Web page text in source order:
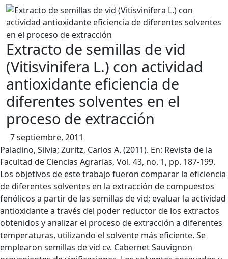
Extracto de semillas de vid
(Vitisvinifera L.) con actividad
antioxidante eficiencia de
diferentes solventes en el
proceso de extracción
7 septiembre, 2011
Paladino, Silvia; Zuritz, Carlos A. (2011). En: Revista de la
Facultad de Ciencias Agrarias, Vol. 43, no. 1, pp. 187-199.
Los objetivos de este trabajo fueron comparar la eficiencia
de diferentes solventes en la extracción de compuestos
fenólicos a partir de las semillas de vid; evaluar la actividad
antioxidante a través del poder reductor de los extractos
obtenidos y analizar el proceso de extracción a diferentes
temperaturas, utilizando el solvente más eficiente. Se
emplearon semillas de vid cv. Cabernet Sauvignon